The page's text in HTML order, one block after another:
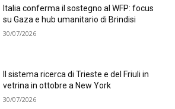
Italia conferma il sostegno al WFP: focus
su Gaza e hub umanitario di Brindisi
30/07/2026
Il sistema ricerca di Trieste e del Friuli in
vetrina in ottobre a New York
30/07/2026